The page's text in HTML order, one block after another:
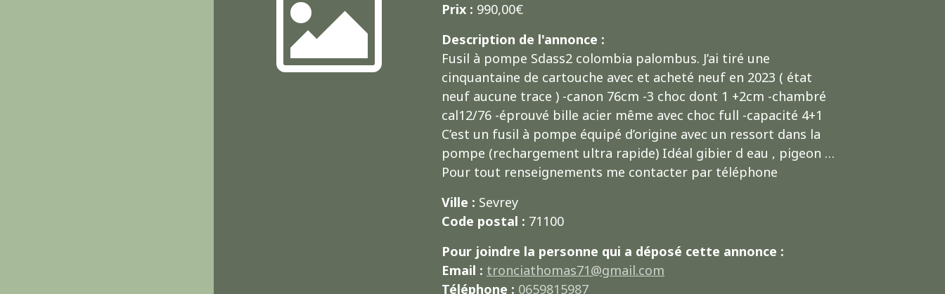
Prix : 990,00€
Description de l'annonce :
Fusil à pompe Sdass2 colombia palombus. J’ai tiré une
cinquantaine de cartouche avec et acheté neuf en 2023 ( état
neuf aucune trace ) -canon 76cm -3 choc dont 1 +2cm -chambré
cal12/76 -éprouvé bille acier même avec choc full -capacité 4+1
C’est un fusil à pompe équipé d’origine avec un ressort dans la
pompe (rechargement ultra rapide) Idéal gibier d eau , pigeon …
Pour tout renseignements me contacter par téléphone
Ville : Sevrey
Code postal : 71100
Pour joindre la personne qui a déposé cette annonce :
Email : tronciathomas71@gmail.com
Téléphone : 0659815987